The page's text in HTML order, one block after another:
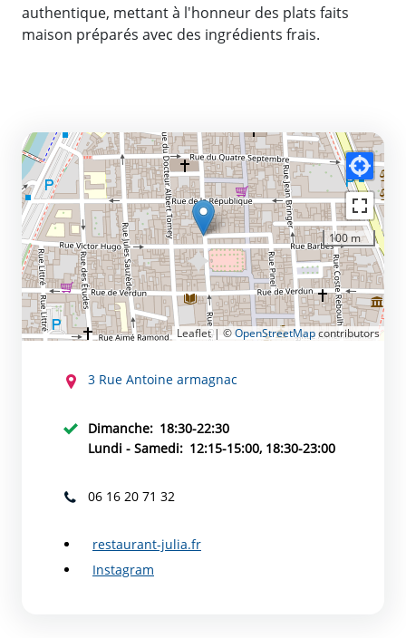
authentique, mettant à l'honneur des plats faits
maison préparés avec des ingrédients frais.
100 m
Leaflet | ©OpenStreetMapcontributors
3 Rue Antoine armagnac
Dimanche: 18:30-22:30
Lundi - Samedi: 12:15-15:00, 18:30-23:00
06 16 20 71 32
restaurant-julia.fr
Instagram